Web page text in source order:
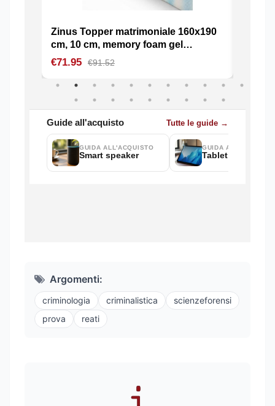
Argomenti:
criminologia criminalistica
scienzeforensi
prova
reati